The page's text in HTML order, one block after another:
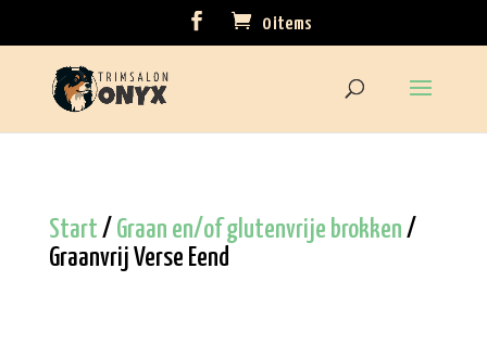
0 items
Start / Graan en/of glutenvrije brokken /
Graanvrij Verse Eend